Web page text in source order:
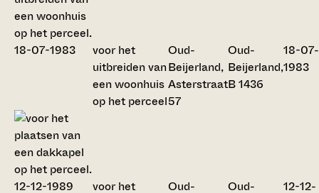
voor het
uitbreiden van
een woonhuis
op het perceel
Oud-
Beijerland,
Asterstraat
57
Oud-
Beijerland,
B 1436
18-07-
1983
voor het Oud- Oud- 12-12-